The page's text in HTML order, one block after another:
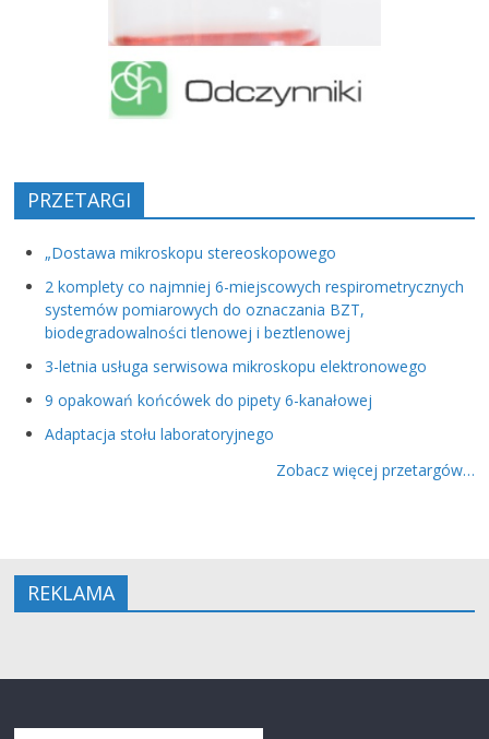
PRZETARGI
„Dostawa mikroskopu stereoskopowego
2 komplety co najmniej 6-miejscowych respirometrycznych
systemów pomiarowych do oznaczania BZT,
biodegradowalności tlenowej i beztlenowej
3-letnia usługa serwisowa mikroskopu elektronowego
9 opakowań końcówek do pipety 6-kanałowej
Adaptacja stołu laboratoryjnego
Zobacz więcej przetargów…
REKLAMA